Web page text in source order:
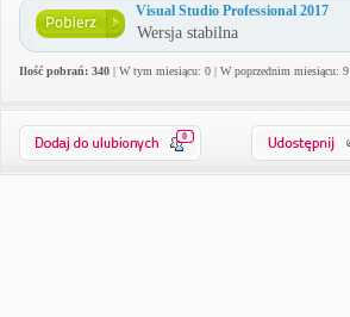
Visual Studio Professional 2017
Wersja stabilna
Ilość pobrań: 340 | W tym miesiącu: 0 | W poprzednim miesiącu: 9
0